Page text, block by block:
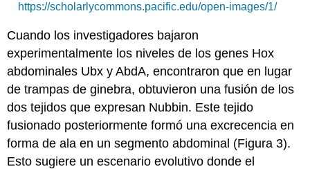
https://scholarlycommons.pacific.edu/open-images/1/
Cuando los investigadores bajaron
experimentalmente los niveles de los genes Hox
abdominales Ubx y AbdA, encontraron que en lugar
de trampas de ginebra, obtuvieron una fusión de los
dos tejidos que expresan Nubbin. Este tejido
fusionado posteriormente formó una excrecencia en
forma de ala en un segmento abdominal (Figura 3).
Esto sugiere un escenario evolutivo donde el